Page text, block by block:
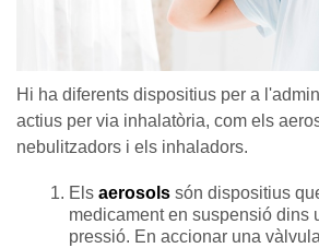
Hi ha diferents dispositius per a
actius per via inhalatòria, com els
nebulitzadors i els inhaladors.
Els aerosols són dispositius
medicament en suspensió dins
pressió. En accionar una